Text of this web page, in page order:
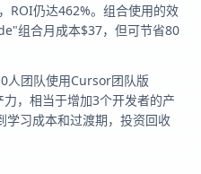
ROI仍达462%。组合使用的效
组合月成本$37，但可节省80
人团队使用Cursor团队版
力，相当于增加3个开发者的产
学习成本和过渡期，投资回收